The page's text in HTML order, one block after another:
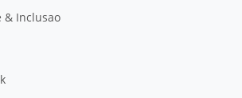
& Inclusao